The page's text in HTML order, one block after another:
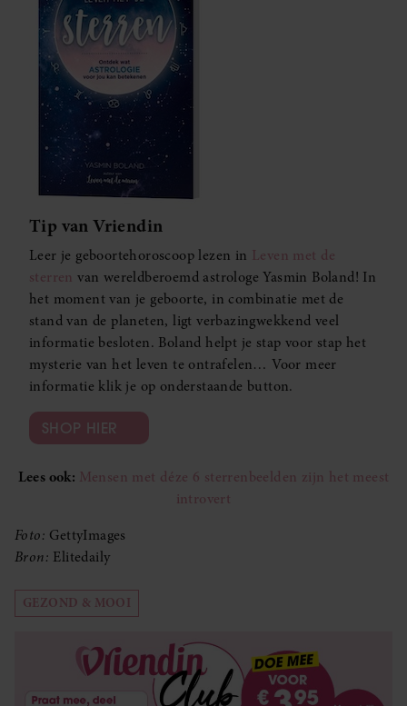
Tip van Vriendin
Leer je geboortehoroscoop lezen in Leven met de
sterrenvan wereldberoemd astrologe Yasmin Boland! In
het moment van je geboorte, in combinatie met de
stand van de planeten, ligt verbazingwekkend veel
informatie besloten. Boland helpt je stap voor stap het
mysterie van het leven te ontrafelen… Voor meer
informatie klik je op onderstaande button.
SHOP HIER
Lees ook: Mensen met déze 6 sterrenbeelden zijn het meest
introvert
Foto: GettyImages
Bron: Elitedaily
GEZOND & MOOI